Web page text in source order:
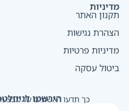
מדיניות
תקנון האתר
הצהרת נגישות
מדיניות פרטיות
ביטול עסקה
הירשמו
כך תדעו ראשונים על